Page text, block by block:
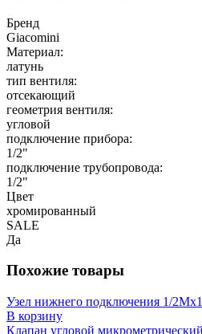
Бренд
Giacomini
Материал:
латунь
тип вентиля:
отсекающий
геометрия вентиля:
угловой
подключение прибора:
1/2"
подключение трубопровода:
1/2"
Цвет
хромированный
SALE
Да
Похожие товары
Узел нижнего подключения 1/
В корзину
Клапан угловой